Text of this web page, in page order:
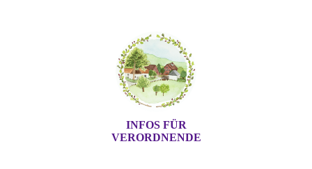
INFOS FÜR
VERORDNENDE